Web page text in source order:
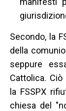
Secondo, la
della
seppure
Cattolica.
la FSSPX
chiesa del